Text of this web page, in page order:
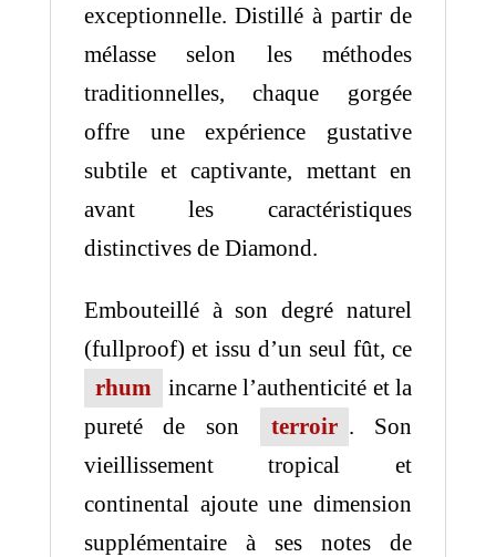
exceptionnelle. Distillé à partir de
mélasse selon les méthodes
traditionnelles, chaque gorgée
offre une expérience gustative
subtile et captivante, mettant en
avant les caractéristiques
distinctives de Diamond.
Embouteillé à son degré naturel
(fullproof) et issu d’un seul fût, ce
rhum
incarne l’authenticité et la
pureté de son
terroir . Son
vieillissement tropical et
continental ajoute une dimension
supplémentaire à ses notes de